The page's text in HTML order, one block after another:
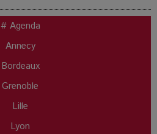
# Agenda
Annecy
Bordeaux
Grenoble
Lille
Lyon